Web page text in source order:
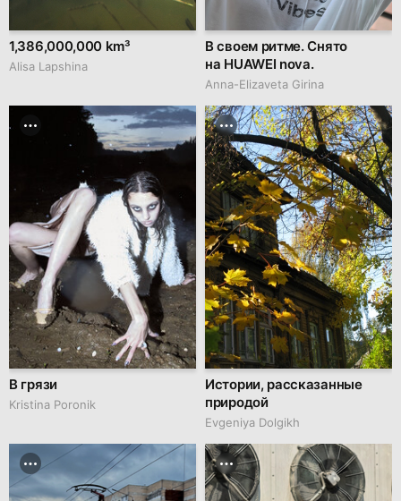
1,386,000,000 km³
Аlisa Lapshina
В своем ритме. Снято
на HUAWEI nova.
Anna-Elizaveta Girina
В грязи
Kristina Poronik
Истории, рассказанные
природой
Evgeniya Dolgikh